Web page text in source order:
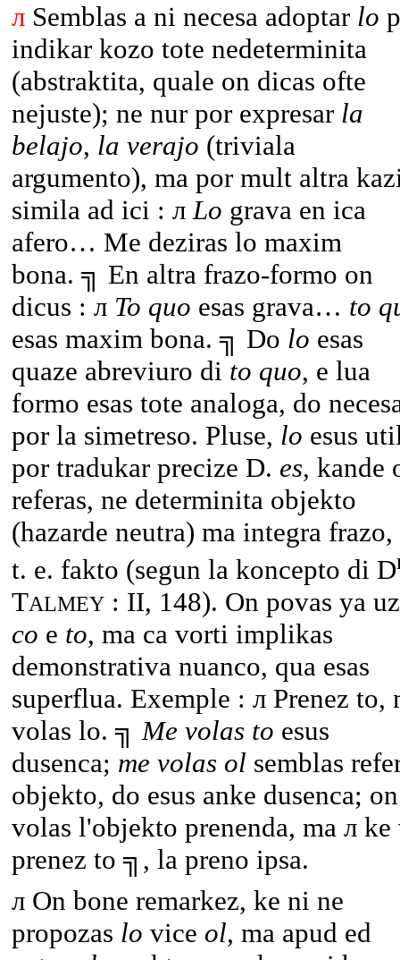
л Semblas a ni necesa adoptar lo
indikar kozo tote nedeterminita
(abstraktita, quale on dicas ofte
nejuste); ne nur por expresar la
belajo, la verajo (triviala
argumento), ma por mult altra
simila ad ici : лLo grava en ica
afero… Me deziras lo maxim
bona. ╗ En altra frazo-formo on
dicus : л To quo esas grava… to
esas maxim bona. ╗ Do lo esas
quaze abreviuro di to quo, e lua
formo esas tote analoga, do
por la simetreso. Pluse, lo esus
por tradukar precize D. es, kande
referas, ne determinita objekto
(hazarde neutra) ma integra frazo,
t. e. fakto (segun la koncepto di D
TALMEY : II, 148). On povas ya
co e to, ma ca vorti implikas
demonstrativa nuanco, qua esas
superflua. Exemple : л Prenez to,
volas lo. ╗Me volas to esus
dusenca; me volas ol semblas
objekto, do esus anke dusenca;
volas l'objekto prenenda, ma л ke
prenez to ╗, la preno ipsa.
л On bone remarkez, ke ni ne
propozas lo vice ol, ma apud ed